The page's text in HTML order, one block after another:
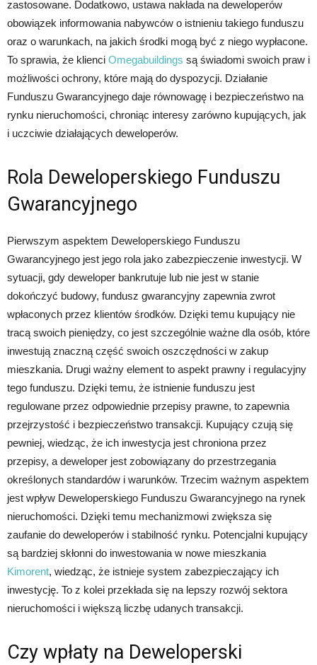
zastosowane. Dodatkowo, ustawa nakłada na deweloperów
obowiązek informowania nabywców o istnieniu takiego funduszu
oraz o warunkach, na jakich środki mogą być z niego wypłacone.
To sprawia, że klienci Omegabuildings są świadomi swoich praw i
możliwości ochrony, które mają do dyspozycji. Działanie
Funduszu Gwarancyjnego daje równowagę i bezpieczeństwo na
rynku nieruchomości, chroniąc interesy zarówno kupujących, jak
i uczciwie działających deweloperów.
Rola Deweloperskiego Funduszu
Gwarancyjnego
Pierwszym aspektem Deweloperskiego Funduszu
Gwarancyjnego jest jego rola jako zabezpieczenie inwestycji. W
sytuacji, gdy deweloper bankrutuje lub nie jest w stanie
dokończyć budowy, fundusz gwarancyjny zapewnia zwrot
wpłaconych przez klientów środków. Dzięki temu kupujący nie
tracą swoich pieniędzy, co jest szczególnie ważne dla osób, które
inwestują znaczną część swoich oszczędności w zakup
mieszkania. Drugi ważny element to aspekt prawny i regulacyjny
tego funduszu. Dzięki temu, że istnienie funduszu jest
regulowane przez odpowiednie przepisy prawne, to zapewnia
przejrzystość i bezpieczeństwo transakcji. Kupujący czują się
pewniej, wiedząc, że ich inwestycja jest chroniona przez
przepisy, a deweloper jest zobowiązany do przestrzegania
określonych standardów i warunków. Trzecim ważnym aspektem
jest wpływ Deweloperskiego Funduszu Gwarancyjnego na rynek
nieruchomości. Dzięki temu mechanizmowi zwiększa się
zaufanie do deweloperów i stabilność rynku. Potencjalni kupujący
są bardziej skłonni do inwestowania w nowe mieszkania
Kimorent, wiedząc, że istnieje system zabezpieczający ich
inwestycję. To z kolei przekłada się na lepszy rozwój sektora
nieruchomości i większą liczbę udanych transakcji.
Czy wpłaty na Deweloperski